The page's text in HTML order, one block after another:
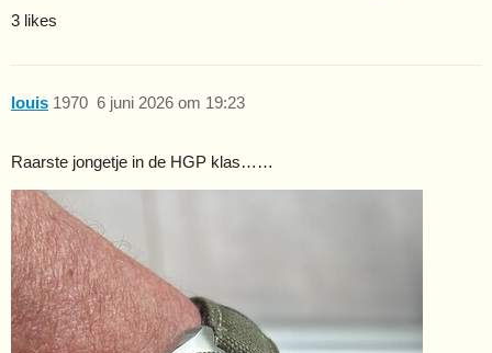
3 likes
louis 6 juni 2026 om 19:23
1970
Raarste jongetje in de HGP klas……